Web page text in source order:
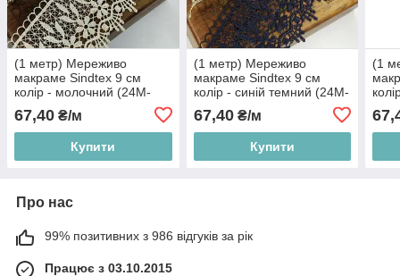
(1 метр) Мереживо
макраме Sindtex 9 см
колір - молочний (24М-
67,40 ₴/м
Купити
(1 метр) Мереживо
макраме Sindtex 9 см
колір - синій темний (24М-
67,40₴/м
Купити
(1
Про нас
99% позитивних з 986 відгуків за рік
Працює з 03.10.2015